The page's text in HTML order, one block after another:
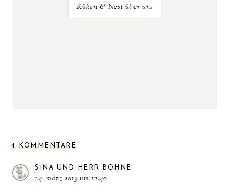
Küken & Nest über uns
4 KOMMENTARE
SINA UND HERR BOHNE
24. märz 2013 um 12:40